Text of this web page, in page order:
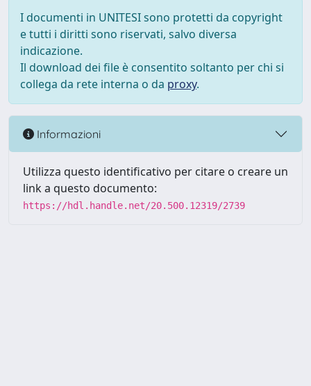
I documenti in UNITESI sono protetti da copyright
e tutti i diritti sono riservati, salvo diversa
indicazione.
Il download dei file è consentito soltanto per chi si
collega da rete interna o da proxy.
Informazioni
Utilizza questo identificativo per citare o creare un
link a questo documento:
https://hdl.handle.net/20.500.12319/2739